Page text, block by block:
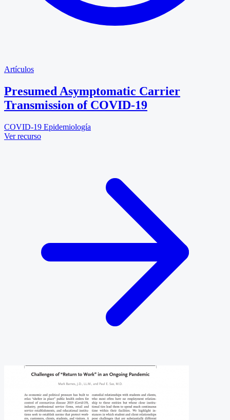
Artículos
Presumed Asymptomatic Carrier
Transmission of COVID-19
COVID-19 Epidemiología
Ver recurso